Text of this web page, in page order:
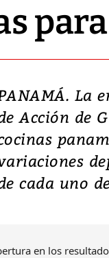
La
Acción de
cada uno
en los
deja